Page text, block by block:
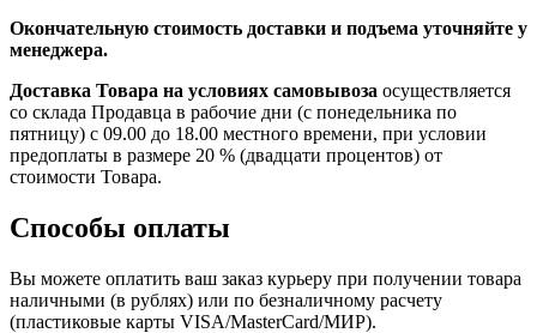
Окончательную стоимость доставки и подъема уточняйте у
менеджера.
Доставка Товара на условиях самовывоза осуществляется
со склада Продавца в рабочие дни (с понедельника по
пятницу) с 09.00 до 18.00 местного времени, при условии
предоплаты в размере 20 % (двадцати процентов) от
стоимости Товара.
Способы оплаты
Вы можете оплатить ваш заказ курьеру при получении товара
наличными (в рублях) или по безналичному расчету
(пластиковые карты VISA/MasterCard/МИР).